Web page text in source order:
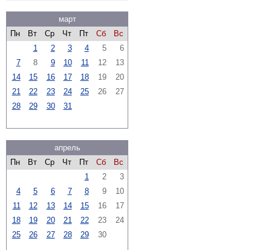
март
Пн
Вт Ср Чт Пт Сб
Вс
1
2 3 4 5
6
7
8 9 10 11 12
13
14
15 16 17 18 19
20
21
22 23 24 25 26
27
28
29 30 31
апрель
Пн
Вт Ср Чт Пт Сб
Вс
1
2
3
4
5 6 7 8 9
10
11
12 13 14 15 16
17
18
19 20 21 22 23
24
25
26 27 28 29 30